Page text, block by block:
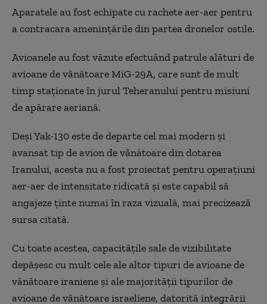
Aparatele au fost echipate cu rachete aer-aer pentru
a contracara amenințările din partea dronelor ostile.
Avioanele au fost văzute efectuând patrule alături de
avioane de vânătoare MiG-29A, care sunt de mult
timp staționate în jurul Teheranului pentru misiuni
de apărare aeriană.
Deși Yak-130 este de departe cel mai modern și
avansat tip de avion de vânătoare din dotarea
Iranului, acesta nu a fost proiectat pentru operațiuni
aer-aer de intensitate ridicată și este capabil să
angajeze ținte numai în raza vizuală, mai precizează
sursa citată.
Cu toate acestea, capacitățile sale de vizibilitate
depășesc cu mult cele ale altor tipuri de avioane de
vânătoare iraniene și ale majorității tipurilor de
avioane de vânătoare israeliene, datorită integrării